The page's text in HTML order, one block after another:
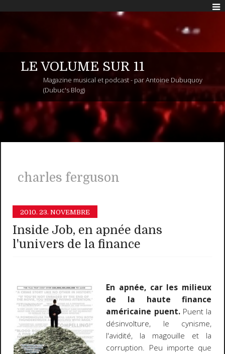
LE VOLUME SUR 11
Magazine musical et podcast - par Antoine Dubuquoy
(Dubuc's Blog)
charles ferguson
2010. 23. NOVEMBRE
Inside Job, en apnée dans
l'univers de la finance
En apnée, car les milieux
de la haute finance
américaine puent.Puent la
désinvolture, le cynisme,
l'avidité, la magouille et la
corruption. Peu importe que